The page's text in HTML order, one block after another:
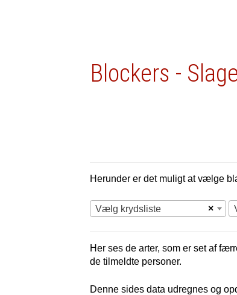
Blockers -
Herunder er det muligt at vælge
×
Vælg krydsliste
Her ses de arter, som er set af
de tilmeldte personer.
Denne sides data udregnes og